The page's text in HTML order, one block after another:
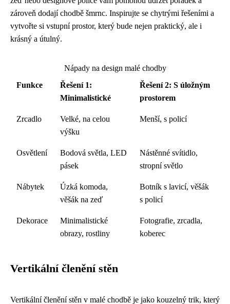
zároveň dodají chodbě šmrnc. Inspirujte se chytrými řešeními a
vytvořte si vstupní prostor, který bude nejen praktický, ale i
krásný a útulný.
Nápady na design malé chodby
Funkce
Řešení 1:
Minimalistické
Řešení 2: S úložným
prostorem
Zrcadlo
Velké, na celou
výšku
Menší, s policí
Osvětlení
Bodová světla, LED
pásek
Nástěnné svítidlo,
stropní světlo
Nábytek
Úzká komoda,
věšák na zeď
Botník s lavicí, věšák
s policí
Dekorace
Minimalistické
obrazy, rostliny
Fotografie, zrcadla,
koberec
Vertikální členění stěn
Vertikální členění stěn v malé chodbě je jako kouzelný trik, který